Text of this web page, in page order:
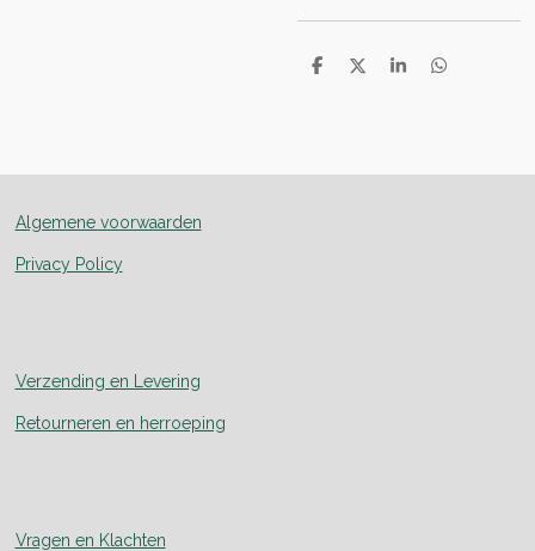
D
D
S
D
Algemene voorwaarden
Privacy Policy
Verzending en Levering
Retourneren en herroeping
Vragen en Klachten